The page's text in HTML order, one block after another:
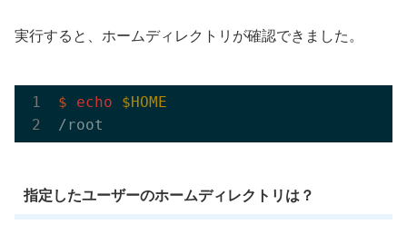
実行すると、ホームディレクトリが確認できました。
$ echo
$HOME
指定したユーザーのホームディレクトリは？